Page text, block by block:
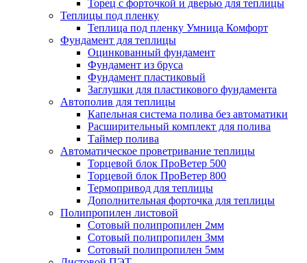
Торец с форточкой и дверью для теплицы
Теплицы под пленку
Теплица под пленку Умница Комфорт
Фундамент для теплицы
Оцинкованный фундамент
Фундамент из бруса
Фундамент пластиковый
Заглушки для пластикового фундамента
Автополив для теплицы
Капельная система полива без автоматики
Расширительный комплект для полива
Таймер полива
Автоматическое проветривание теплицы
Торцевой блок ПроВетер 500
Торцевой блок ПроВетер 800
Термопривод для теплицы
Дополнительная форточка для теплицы
Полипропилен листовой
Сотовый полипропилен 2мм
Сотовый полипропилен 3мм
Сотовый полипропилен 5мм